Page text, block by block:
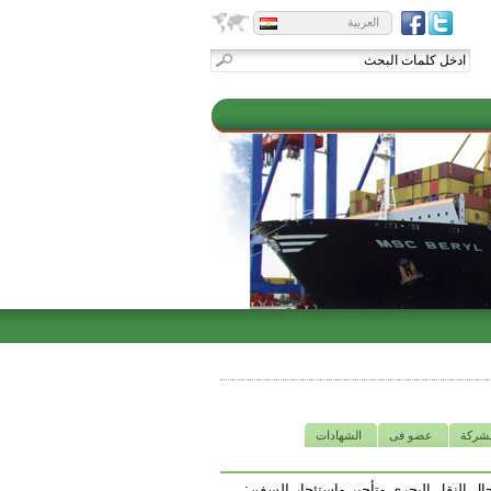
العربية
عضو فى
الشهادات